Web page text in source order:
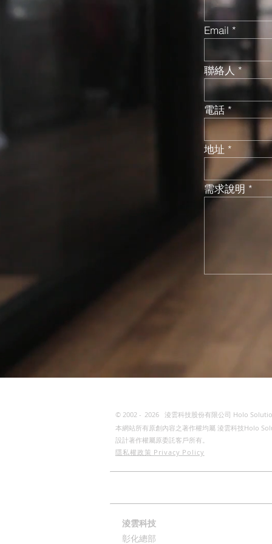
Email
聯絡人
電話
地址
需求說明
© 2002 - 2026 淩雲科技股份有限公司 Holo
本網站所有原創內容之著作權均屬 淩雲科技Holo
設計著作權屬原委託客戶所有。
隱私權政策 Privacy Policy
淩雲科技
彰化總部